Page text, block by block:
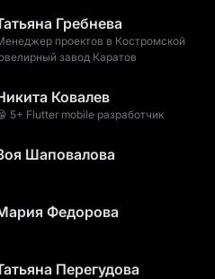
Гребнева
проектов в Костромской
завод Каратов
Ковалев
5+ Flutter mobile разработчик
Шаповалова
Федорова
Перегудова